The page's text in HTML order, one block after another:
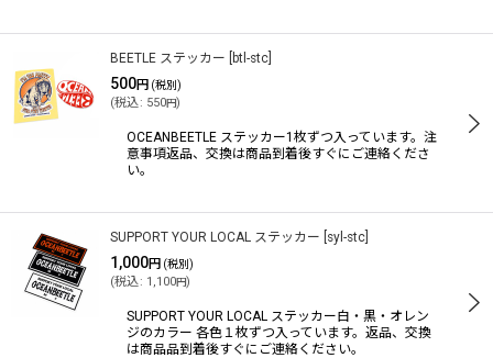
BEETLE ステッカー btl-stc
500円 (税別)
(税込: 550円)
OCEANBEETLE ステッカー1枚ずつ入っています。注
意事項返品、交換は商品到着後すぐにご連絡くださ
い。
SUPPORT YOUR LOCAL ステッカー syl-stc
1,000円 (税別)
(税込: 1,100円)
SUPPORT YOUR LOCAL ステッカー白・黒・オレン
ジのカラー 各色１枚ずつ入っています。返品、交換
は商品品到着後すぐにご連絡ください。